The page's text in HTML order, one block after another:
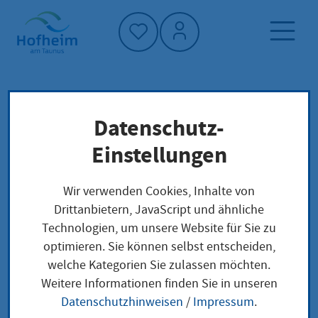
Startseite"
Dienstleistung-Finder
Lokale Anliegen
Eingliederungshilfe für Kinder und
Jugendliche mit seelischer Behinderung oder
drohender seelischer Behinderung beantragen
Eingliederungshilfe
für Kinder und
Datenschutz-
Einstellungen
Wir verwenden Cookies, Inhalte von
Drittanbietern, JavaScript und ähnliche
Technologien, um unsere Website für Sie zu
optimieren. Sie können selbst entscheiden,
welche Kategorien Sie zulassen möchten.
Weitere Informationen finden Sie in unseren
Datenschutzhinweisen / Impressum.